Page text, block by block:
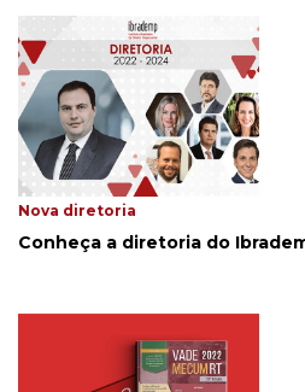
Nova diretoria
Conheça a diretoria do